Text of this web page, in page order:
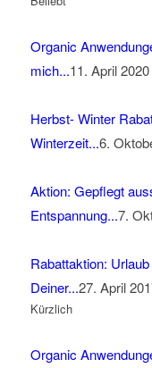
Organic
mich...11. April
Herbst- Winter
Winterzeit...6.
Aktion: Gepflegt
Entspannung...7.
Rabattaktion:
Deiner...27. April
Kürzlich
Organic